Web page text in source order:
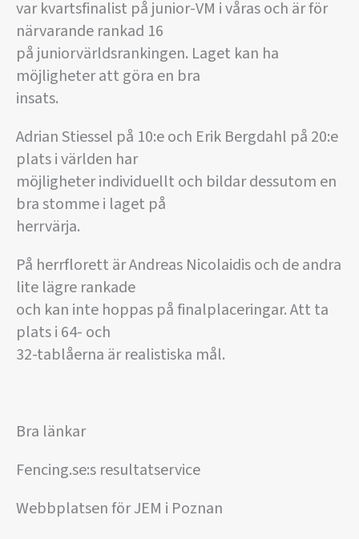
var kvartsfinalist på junior-VM i våras och är för
närvarande rankad 16
på juniorvärldsrankingen. Laget kan ha
möjligheter att göra en bra
insats.
Adrian Stiessel på 10:e och Erik Bergdahl på 20:e
plats i världen har
möjligheter individuellt och bildar dessutom en
bra stomme i laget på
herrvärja.
På herrflorett är Andreas Nicolaidis och de andra
lite lägre rankade
och kan inte hoppas på finalplaceringar. Att ta
plats i 64- och
32-tablåerna är realistiska mål.
Bra länkar
Fencing.se:s resultatservice
Webbplatsen för JEM i Poznan